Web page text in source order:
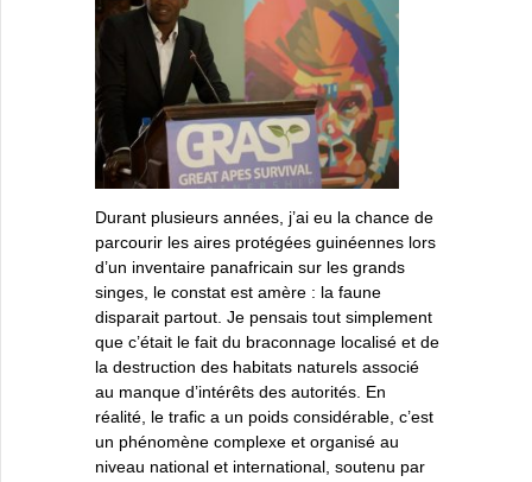
Durant plusieurs années, j’ai eu la chance de
parcourir les aires protégées guinéennes lors
d’un inventaire panafricain sur les grands
singes, le constat est amère : la faune
disparait partout. Je pensais tout simplement
que c’était le fait du braconnage localisé et de
la destruction des habitats naturels associé
au manque d’intérêts des autorités. En
réalité, le trafic a un poids considérable, c’est
un phénomène complexe et organisé au
niveau national et international, soutenu par